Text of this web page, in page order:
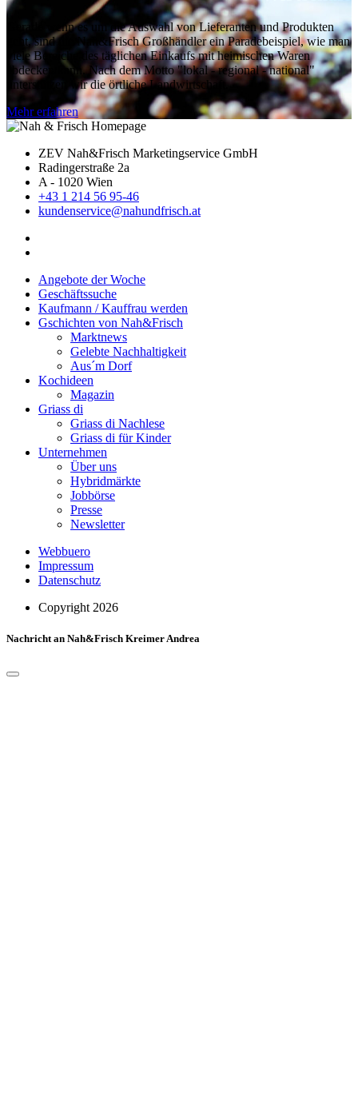
Gerade wenn es um die Auswahl von Lieferanten und Produkten
geht, sind die Nah&Frisch Großhändler ein Paradebeispiel, wie man
viele Bereiche des täglichen Einkaufs mit heimischen Waren
abdecken kann. Nach dem Motto "lokal - regional - national"
unterstützen wir die örtliche Landwirtschaft.
Mehr erfahren
ZEV Nah&Frisch Marketingservice GmbH
Radingerstraße 2a
A - 1020 Wien
+43 1 214 56 95-46
kundenservice@nahundfrisch.at
Angebote der Woche
Geschäftssuche
Kaufmann / Kauffrau werden
Gschichten von Nah&Frisch
Marktnews
Gelebte Nachhaltigkeit
Aus´m Dorf
Kochideen
Magazin
Griass di
Griass di Nachlese
Griass di für Kinder
Unternehmen
Über uns
Hybridmärkte
Jobbörse
Presse
Newsletter
Webbuero
Impressum
Datenschutz
Copyright 2026
Nachricht an Nah&Frisch Kreimer Andrea